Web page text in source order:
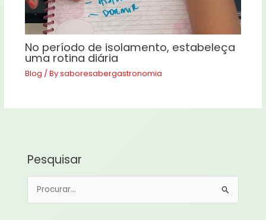
No período de isolamento, estabeleça
uma rotina diária
Blog / Bysaboresabergastronomia
Pesquisar